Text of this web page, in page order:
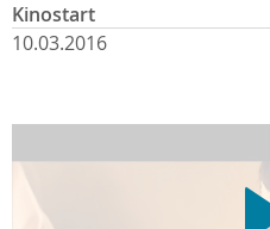
Kinostart
10.03.2016